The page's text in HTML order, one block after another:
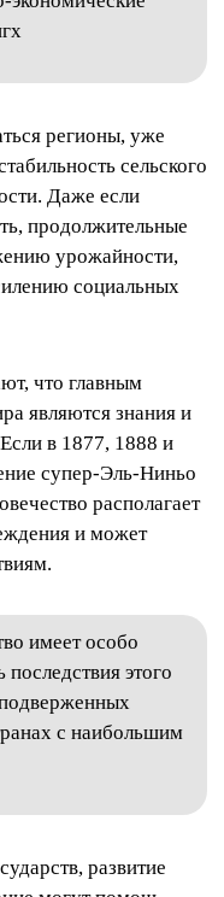
регионы, уже
сельского
Даже если
продолжительные
урожайности,
социальных
что главным
являются знания и
в 1877, 1888 и
супер-Эль-Ниньо
располагает
и может
имеет особо
этого
с наибольшим
развитие